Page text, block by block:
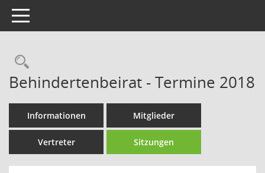
Toggle navigation
Rechercheauswahl
Behindertenbeirat - Termine 2018
Informationen Mitglieder
Vertreter Sitzungen